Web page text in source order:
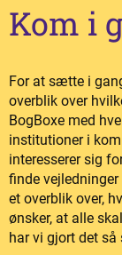
Kom i
For at sætte i
overblik over
BogBoxe med
institutioner i
interesserer sig
finde
et overblik over,
ønsker, at alle
har vi gjort det